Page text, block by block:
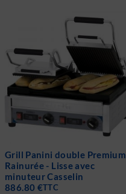
Grill Panini double Premium
Rainurée - Lisse avec
minuteur Casselin
886.80 €TTC